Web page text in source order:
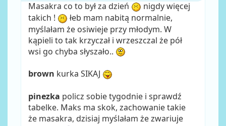
Masakra co to był za dzień
nigdy więcej
takich !
łeb mam nabitą normalnie,
myślałam że osiwieje przy młodym. W
kąpieli to tak krzyczał i wrzeszczal że pół
wsi go chyba słyszało..
brown kurka SIKAJ
pinezka policz sobie tygodnie i sprawdź
tabelke. Maks ma skok, zachowanie takie
że masakra, dzisiaj myślałam że zwariuje